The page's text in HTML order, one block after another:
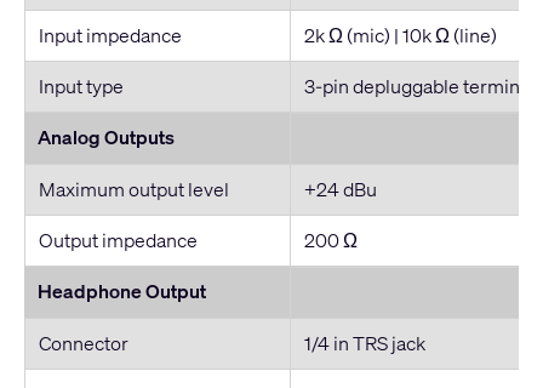
Input impedance
2k Ω (mic) | 10k Ω (line)
Input type
3-pin depluggable terminal
Analog Outputs
Maximum output level
+24 dBu
Output impedance
200 Ω
Headphone Output
Connector
1/4 in TRS jack